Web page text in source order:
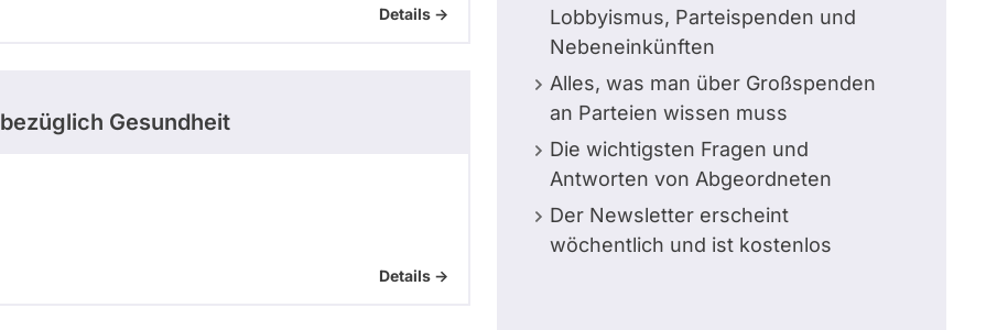
Details ->
bezüglich Gesundheit
Details ->
Lobbyismus, Parteispenden und
Nebeneinkünften
Alles, was man über Großspenden
an Parteien wissen muss
Die wichtigsten Fragen und
Antworten von Abgeordneten
Der Newsletter erscheint
wöchentlich und ist kostenlos